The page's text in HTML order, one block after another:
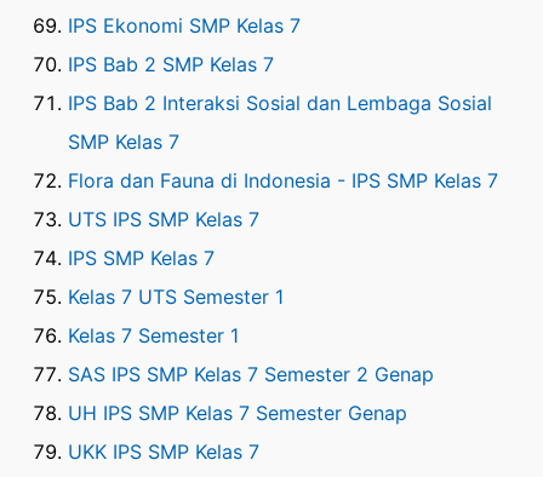
IPS Ekonomi SMP Kelas 7
IPS Bab 2 SMP Kelas 7
IPS Bab 2 Interaksi Sosial dan Lembaga Sosial
SMP Kelas 7
Flora dan Fauna di Indonesia - IPS SMP Kelas 7
UTS IPS SMP Kelas 7
IPS SMP Kelas 7
Kelas 7 UTS Semester 1
Kelas 7 Semester 1
SAS IPS SMP Kelas 7 Semester 2 Genap
UH IPS SMP Kelas 7 Semester Genap
UKK IPS SMP Kelas 7